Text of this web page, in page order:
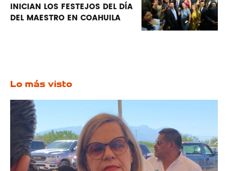
INICIAN LOS FESTEJOS DEL DÍA
DEL MAESTRO EN COAHUILA
Lo más visto